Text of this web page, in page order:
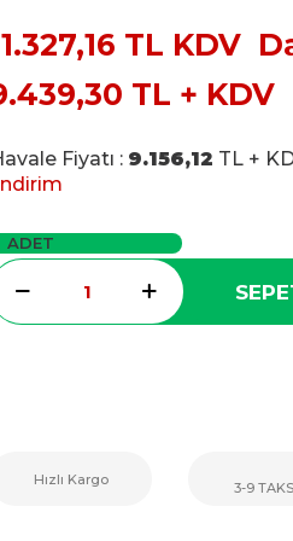
TL KDV
TL + KDV
Fiyatı : 9.156,12 TL +
ADET
Hızlı Kargo 3-9